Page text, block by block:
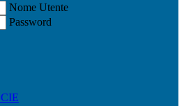
Nome Utente
Password